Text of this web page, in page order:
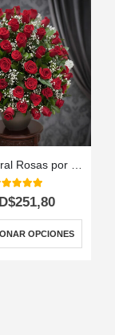
out of 5
251,80
OPCIONES